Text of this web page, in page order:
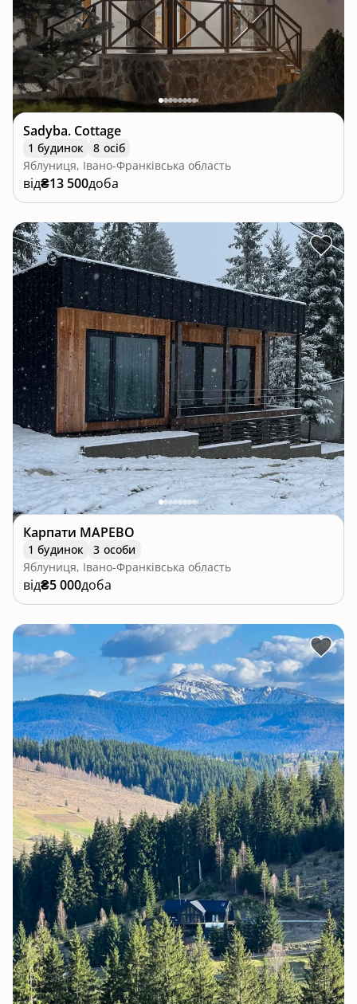
Sadyba. Cottage
1 будинок
8 осіб
Яблуниця, Івано-Франківська область
від₴13 500доба
Карпати МАРЕВО
1 будинок
3 особи
Яблуниця, Івано-Франківська область
від₴5 000доба